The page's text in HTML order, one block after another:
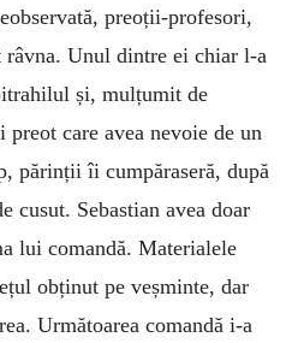
preoții-profesori,
râvna. Unul dintre ei chiar l-a
și, mulțumit de
care avea nevoie de un
părinții îi cumpăraseră, după
cusut. Sebastian avea doar
lui comandă. Materialele
obținut pe veșminte, dar
Următoarea comandă i-a